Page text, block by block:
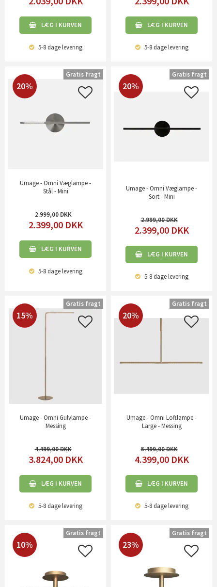
LÆG I KURVEN
5-8 dagelevering
LÆG I KURVEN
5-8 dagelevering
20%
Umage - Omni Væglampe -
Stål - Mini
2.999,00
2.399,00 DKK
LÆG I KURVEN
5-8 dagelevering
Gratis fragt
20%
Umage - Omni Væglampe -
Sort - Mini
2.999,00
2.399,00 DKK
LÆG I KURVEN
5-8 dagelevering
Gratis fragt
15%
Umage - Omni Gulvlampe -
Messing
4.499,00
3.824,00 DKK
LÆG I KURVEN
5-8 dagelevering
Gratis fragt
20%
Umage - Omni Loftlampe -
Large - Messing
5.499,00
4.399,00 DKK
LÆG I KURVEN
5-8 dagelevering
Gratis fragt
10%
Gratis fragt
23%
Gratis fragt